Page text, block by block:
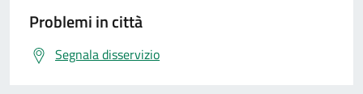
Problemi in città
Segnala disservizio